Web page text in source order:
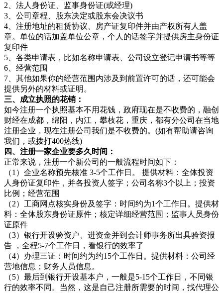
2、法人身份证、监事身份证(或经理)
3、公司章程、股东决定或股东会决议书
4、注册地址的租赁协议、房产证复印件并由产权所有人盖
章。单位的话加盖单位公章，个人的话签字并提供房主身份证
复印件
5、各类申请表，比如名称申请表、公司设立登记申请书等等
6、经营范围
7、其他如果你的经营范围内涉及到前置许可的话，还可能会
提供另外的材料或证明。
三、成立执照的花销：
如今注册一个执照基本不用花钱，政府现在是不收费的，融创
财经在成都，绵阳，内江，攀枝花，重庆，都有分公司在当地
注册企业，现在注册公司我们是不收费的。(如有帮助请咨询
我们，或拨打400热线)
四、注册一家企业要多久时间：
正常来说，注册一个新公司的一般流程时间如下：
（1）企业名称预先核准 3-5个工作日。 提供材料：全体投资
人身份证复印件，并各投资人签字；公司名称3个以上；投资
比例；经营范围
（2）工商网点核实身份及签字：时间约为1个工作日。提供材
料：全体股东身份证原件；核定详细经营范围；监事人员身份
证原件
（3）银行开设验资户、进资金并到会计师事务所出具验资报
告 ，全程5-7个工作日，看银行的效率了
（4）办理三证：时间约为约15个工作日。提供材料：公司经
营地信息；财务人员信息。
（5）最后到银行开设基本户，一般是5-15个工作日，不同银
行的效率不同。当然，这是自己注册所需要的时间，找代理公